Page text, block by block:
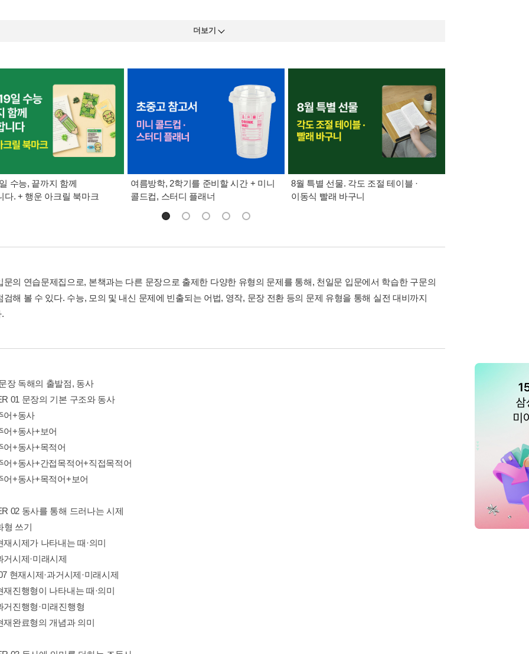
더보기
수능, 끝까지 함께
다. + 행운 아크릴 북마크
여름방학, 2학기를 준비할 시간 + 미니
콜드컵, 스터디 플래너
8월 특별 선물. 각도 조절 테이블 ·
이동식 빨래 바구니
문의 연습문제집으로, 본책과는 다른 문장으로 출제한 다양한 유형의 문제를 통해, 천일문 입문에서 학습한 구문의
검해 볼 수 있다. 수능, 모의 및 내신 문제에 빈출되는 어법, 영작, 문장 전환 등의 문제 유형을 통해 실전 대비까지
장 독해의 출발점, 동사
01 문장의 기본 구조와 동사
어+동사
어+동사+보어
어+동사+목적어
어+동사+간접목적어+직접목적어
어+동사+목적어+보어
02 동사를 통해 드러나는 시제
형 쓰기
재시제가 나타내는 때·의미
거시제·미래시제
현재시제·과거시제·미래시제
재진행형이 나타내는 때·의미
거진행형·미래진행형
재완료형의 개념과 의미